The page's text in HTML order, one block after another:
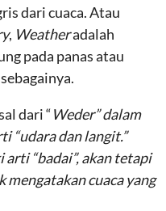
dari cuaca. Atau
, Weatheradalah
pada panas atau
dari “Weder” dalam
“udara dan langit.”
“badai”, akan tetapi
mengatakan cuaca yang